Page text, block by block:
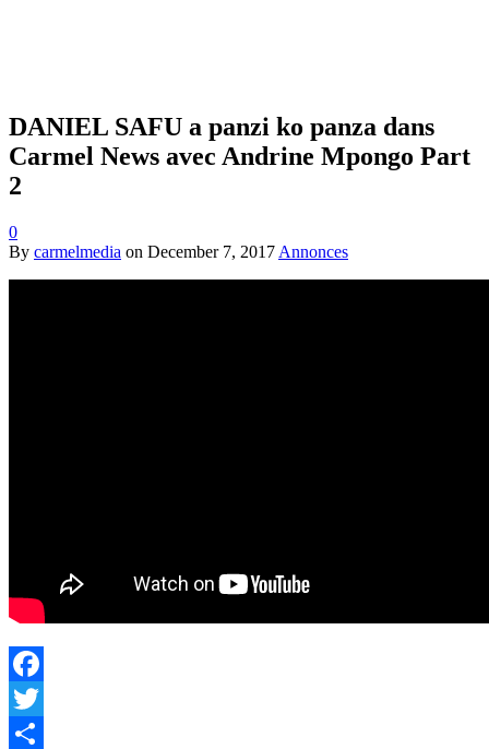
DANIEL SAFU a panzi ko panza dans
Carmel News avec Andrine Mpongo Part
2
0
By carmelmedia on December 7, 2017 Annonces
Facebook
Twitter